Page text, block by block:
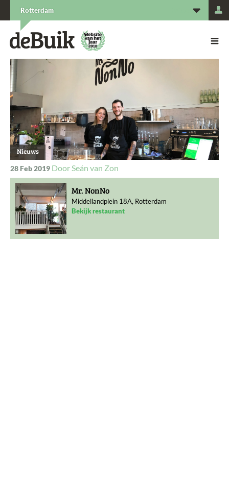
Nieuws
28 Feb 2019 Seán van Zon
Mr. NonNo
Middellandplein 18A, Rotterdam
Bekijk restaurant
Rotterdam
De Buik van {city: city}
De Buik